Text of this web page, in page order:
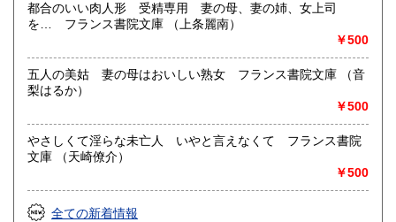
都合のいい肉人形 受精専用 妻の母、妻の姉、女上司
を… フランス書院文庫 （上条麗南）
￥500
五人の美姑 妻の母はおいしい熟女 フランス書院文庫 （音
梨はるか）
￥500
やさしくて淫らな未亡人 いやと言えなくて フランス書院
文庫 （天崎僚介）
￥500
全ての新着情報